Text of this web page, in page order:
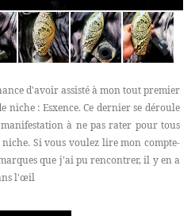
d'avoir assisté à mon tout premier
: Esxence. Ce dernier se déroule
à ne pas rater pour tous
Si vous voulez lire mon compte-
que j'ai pu rencontrer, il y en a
l'œil